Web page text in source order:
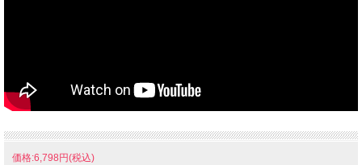
価格:6,798円(税込)